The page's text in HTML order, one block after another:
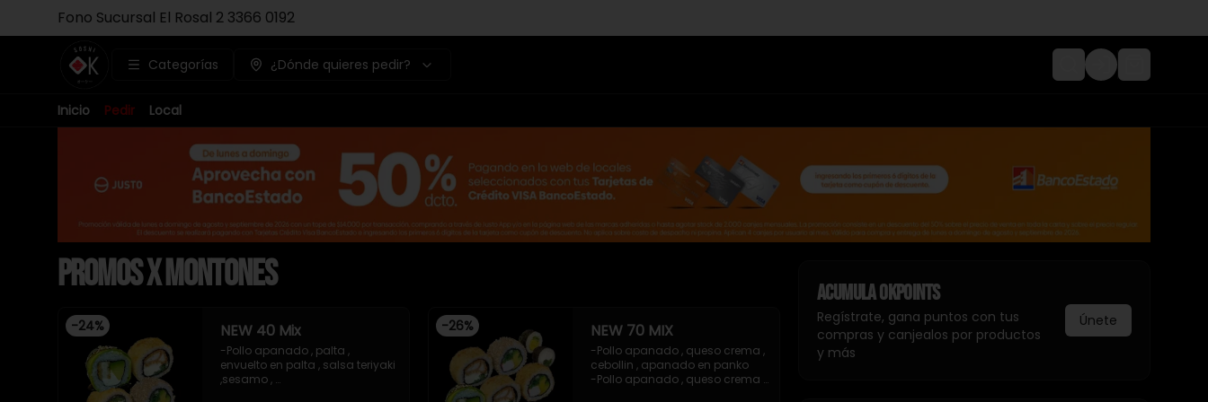
Fono Sucursal El Rosal 2 3366 0192
Categorías ¿Dónde quieres pedir? Login
Inicio Pedir Local
Promos x Montones
-24% NEW 40 Mix
-Pollo apanado , palta ,
envuelto en palta , salsa teriyaki
,sesamo ,
-26% NEW 70 MIX
-Pollo apanado , queso crema ,
cebollin , apanado en panko
-Pollo apanado , queso crema ,
AcumulaOkpoints
Regístrate, gana puntos con tus
compras y canjealos por productos
y más
Únete